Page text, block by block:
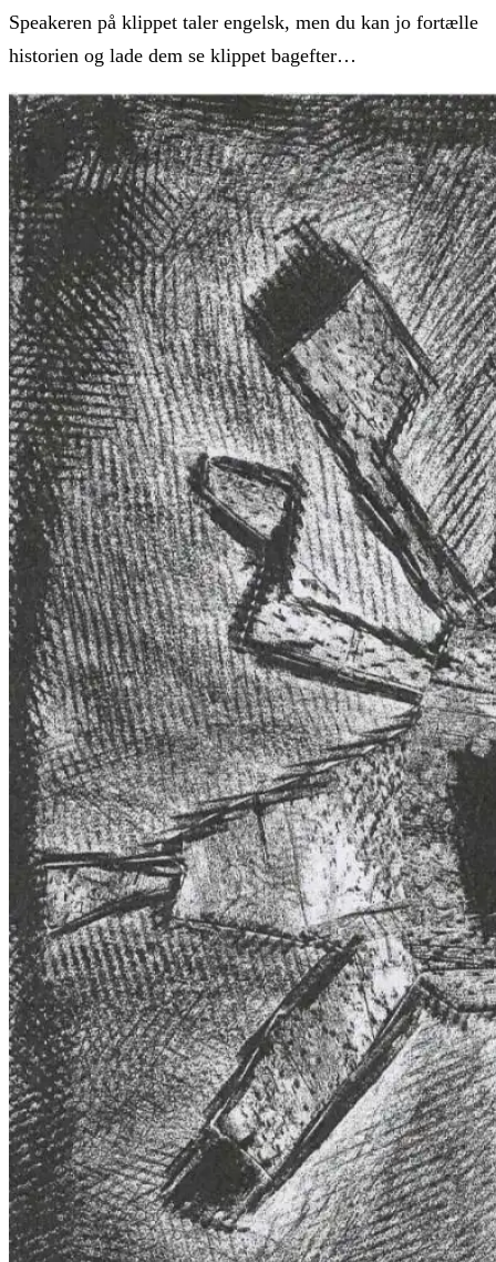
Speakeren på klippet taler engelsk, men du kan jo fortælle
historien og lade dem se klippet bagefter…